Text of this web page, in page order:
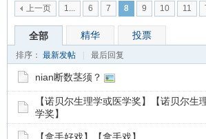
上一页 1... 6 7 8 9 10 11
全部 精华 投票
排序： 最新发帖 最后回复
nian断数茎须？
【诺贝尔生理学或医学奖】【诺贝尔
学奖】